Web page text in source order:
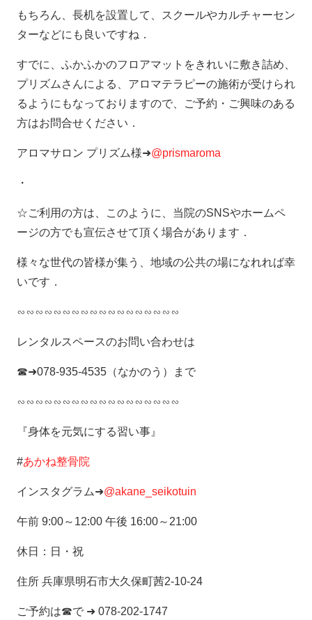
もちろん、長机を設置して、スクールやカルチャーセン
ターなどにも良いですね．
すでに、ふかふかのフロアマットをきれいに敷き詰め、
プリズムさんによる、アロマテラピーの施術が受けられ
るようにもなっておりますので、ご予約・ご興味のある
方はお問合せください．
アロマサロン プリズム様➜@prismaroma
・
☆ご利用の方は、このように、当院のSNSやホームペ
ージの方でも宣伝させて頂く場合があります．
様々な世代の皆様が集う、地域の公共の場になれれば幸
いです．
∽∽∽∽∽∽∽∽∽∽∽∽∽∽∽∽∽∽
レンタルスペースのお問い合わせは
☎➜078-935-4535（なかのう）まで
∽∽∽∽∽∽∽∽∽∽∽∽∽∽∽∽∽∽
『身体を元気にする習い事』
#あかね整骨院
インスタグラム➜@akane_seikotuin
午前 9:00～12:00 午後 16:00～21:00
休日：日・祝
住所 兵庫県明石市大久保町茜2-10-24
ご予約は☎で ➜ 078-202-1747